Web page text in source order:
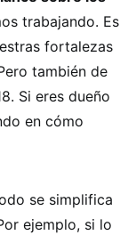
trabajando. Es
fortalezas
también de
Si eres dueño
en cómo
se simplifica
ejemplo, si lo